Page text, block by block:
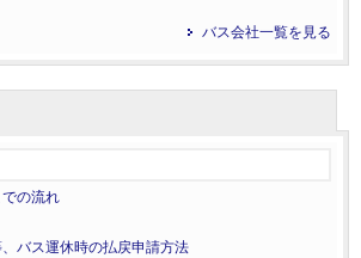
バス会社一覧を見る
の流れ
バス運休時の払戻申請方法